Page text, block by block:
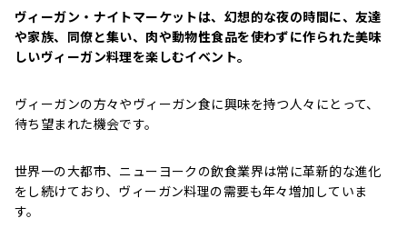
ヴィーガン・ナイトマーケットは、幻想的な夜の時間に、友達
や家族、同僚と集い、肉や動物性食品を使わずに作られた美味
しいヴィーガン料理を楽しむイベント。
ヴィーガンの方々やヴィーガン食に興味を持つ人々にとって、
待ち望まれた機会です。
世界一の大都市、ニューヨークの飲食業界は常に革新的な進化
をし続けており、 ヴィーガン料理の需要も年々増加していま
す。